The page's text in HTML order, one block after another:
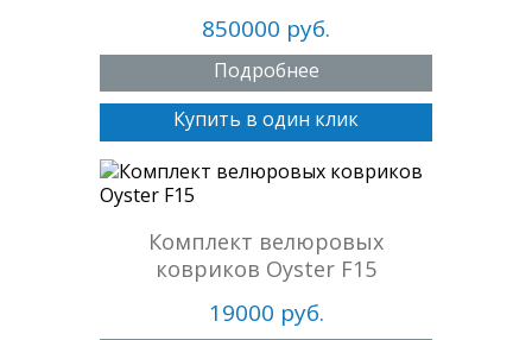
850000 руб.
Подробнее
Купить в один клик
Комплект велюровых
ковриков Oyster F15
19000 руб.